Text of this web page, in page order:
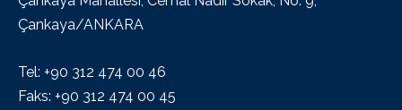
Çankaya/ANKARA
Tel: +90 312 474 00 46
Faks: +90 312 474 00 45